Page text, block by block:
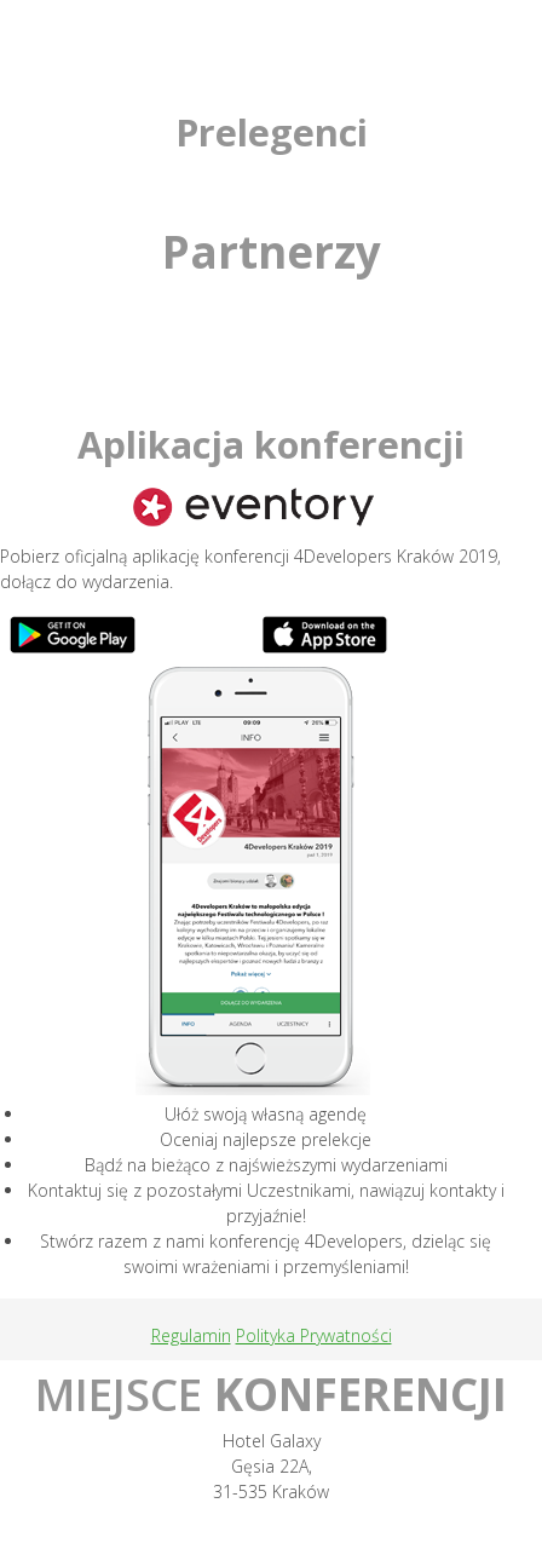
Prelegenci
Partnerzy
Aplikacja konferencji
Pobierz oficjalną aplikację konferencji 4Developers Kraków 2019,
dołącz do wydarzenia.
Ułóż swoją własną agendę
Oceniaj najlepsze prelekcje
Bądź na bieżąco z najświeższymi wydarzeniami
Kontaktuj się z pozostałymi Uczestnikami, nawiązuj kontakty i
przyjaźnie!
Stwórz razem z nami konferencję 4Developers, dzieląc się
swoimi wrażeniami i przemyśleniami!
Regulamin Polityka Prywatności
MIEJSCE KONFERENCJI
Hotel Galaxy
Gęsia 22A,
31-535 Kraków